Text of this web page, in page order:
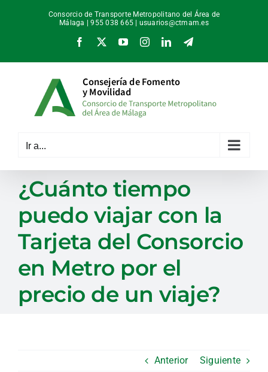
Consorcio de Transporte Metropolitano del Área de
Málaga | 955 038 665 | usuarios@ctmam.es
Facebook
X YouTubeInstagramLinkedInTelegram
Ir a...
¿Cuánto tiempo
puedo viajar con la
Tarjeta del Consorcio
en Metro por el
precio de un viaje?
Anterior Siguiente